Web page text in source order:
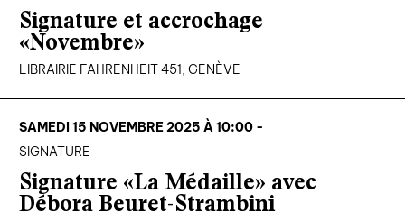
Signature et accrochage
«Novembre»
LIBRAIRIE FAHRENHEIT 451, GENÈVE
SAMEDI 15 NOVEMBRE 2025 À 10:00 -
SIGNATURE
Signature «La Médaille» avec
Débora Beuret-Strambini